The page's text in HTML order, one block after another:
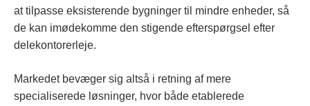
at tilpasse eksisterende bygninger til mindre enheder, så
de kan imødekomme den stigende efterspørgsel efter
delekontorerleje.
Markedet bevæger sig altså i retning af mere
specialiserede løsninger, hvor både etablerede